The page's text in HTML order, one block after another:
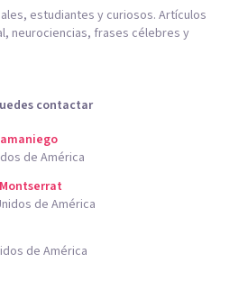
estudiantes y curiosos. Artículos
neurociencias, frases célebres y
contactar
de América
de América
de América